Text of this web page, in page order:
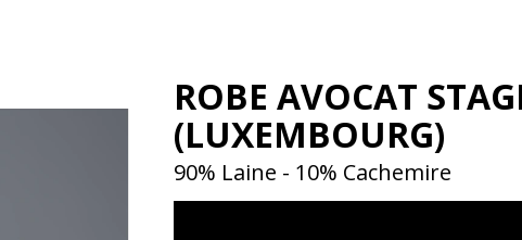
ROBE AVOCAT
(LUXEMBOURG)
90% Laine - 10% Cachemire